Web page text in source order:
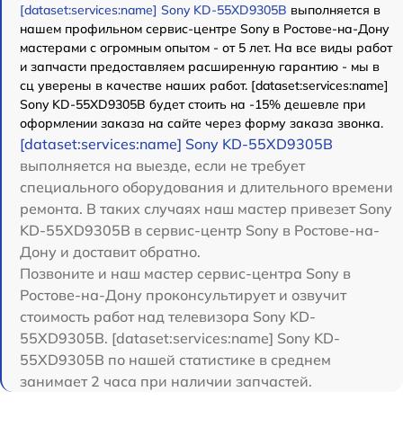
[dataset:services:name] Sony KD-55XD9305B выполняется в
нашем профильном сервис-центре Sony в Ростове-на-Дону
мастерами с огромным опытом - от 5 лет. На все виды работ
и запчасти предоставляем расширенную гарантию - мы в
сц уверены в качестве наших работ. [dataset:services:name]
Sony KD-55XD9305B будет стоить на -15% дешевле при
оформлении заказа на сайте через форму заказа звонка.
[dataset:services:name] Sony KD-55XD9305B
выполняется на выезде, если не требует
специального оборудования и длительного времени
ремонта. В таких случаях наш мастер привезет Sony
KD-55XD9305B в сервис-центр Sony в Ростове-на-
Дону и доставит обратно.
Позвоните и наш мастер сервис-центра Sony в
Ростове-на-Дону проконсультирует и озвучит
стоимость работ над телевизора Sony KD-
55XD9305B. [dataset:services:name] Sony KD-
55XD9305B по нашей статистике в среднем
занимает 2 часа при наличии запчастей.